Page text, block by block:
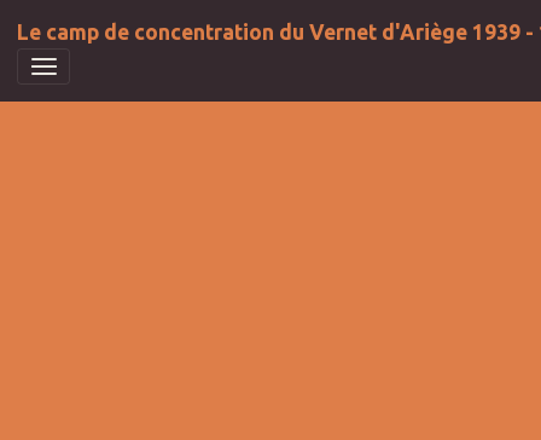
Le camp de concentration du Vernet d'Ariège 1939 -